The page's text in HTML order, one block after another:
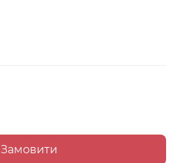
Замовити